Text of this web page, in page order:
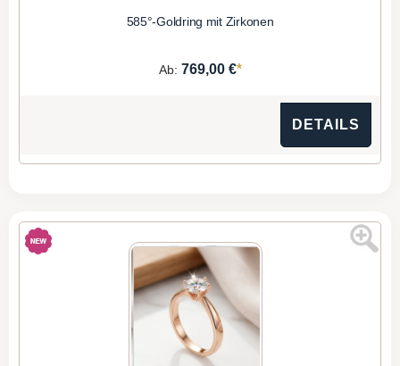
585°-Goldring mit Zirkonen
Ab: 769,00 €*
DETAILS